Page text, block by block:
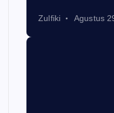
Zulfiki Agustus